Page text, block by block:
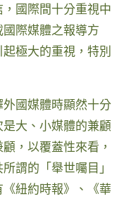
國際間十分重視中
際媒體之報導方
極大的重視，特別
國媒體時顯然十分
大、小媒體的兼顧
，以覆蓋性來看，
謂的「舉世囑目」
紐約時報》、《華